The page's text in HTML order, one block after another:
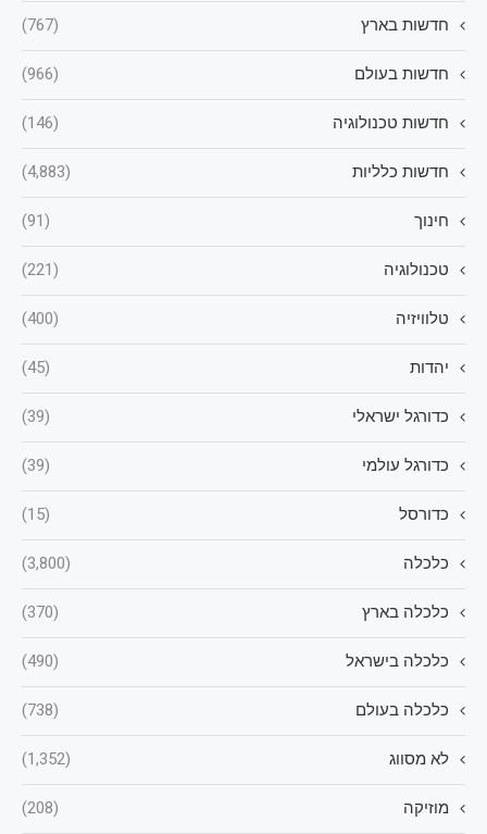
חדשות בארץ (767)
חדשות בעולם (966)
חדשות טכנולוגיה (146)
חדשות כלליות (4,883)
חינוך (91)
טכנולוגיה (221)
טלוויזיה (400)
יהדות (45)
כדורגל ישראלי (39)
כדורגל עולמי (39)
כדורסל (15)
כלכלה (3,800)
כלכלה בארץ (370)
כלכלה בישראל (490)
כלכלה בעולם (738)
לא מסווג (1,352)
מוזיקה (208)